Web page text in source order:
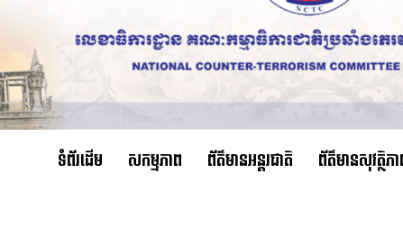
ទំព័រដើម សកម្មភាព ព័ត៌មានអន្តរជាតិ ព័ត៌មានសុវត្ថិភ